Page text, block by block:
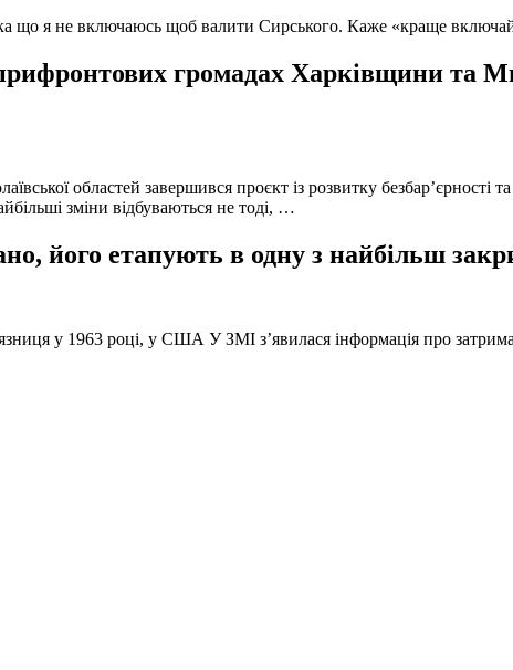
що я не включаюсь щоб валити Сирського. Каже «краще
громадах Харківщини та
областей завершився проєкт із розвитку безбар’єрності
зміни відбуваються не тоді, …
його етапують в одну з найбільш
у 1963 році, у США У ЗМІ з’явилася інформація про